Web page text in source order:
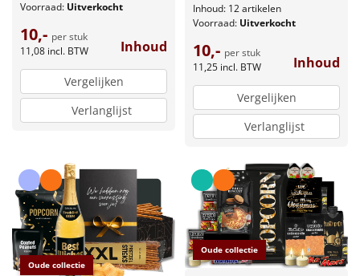
Voorraad: Uitverkocht
10,- per stuk
11,08 incl. BTW Inhoud
Vergelijken
Verlanglijst
Inhoud: 12 artikelen
Voorraad: Uitverkocht
10,- per stuk
11,25 incl. BTW Inhoud
Vergelijken
Verlanglijst
Oude collectie
Oude collectie